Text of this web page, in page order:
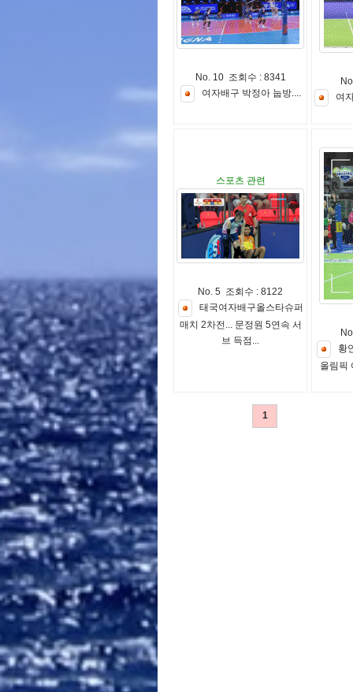
No. 10 조회수 : 8341
여자배 구 박정아 눕방....
여
스포츠 관련
No. 5 조회수 : 8122
태 국여자배 구올스타슈퍼
매 치 2차전 ... 문정원 5연 속 서
브 득점 ...
황
올림 픽
1